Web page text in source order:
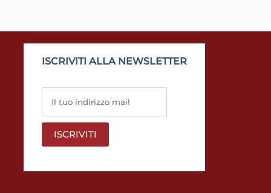
ISCRIVITI ALLA NEWSLETTER